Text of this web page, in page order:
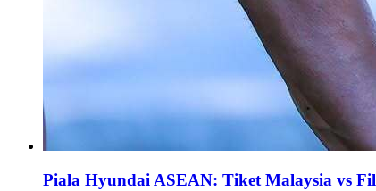
Piala Hyundai ASEAN: Tiket Malaysia vs